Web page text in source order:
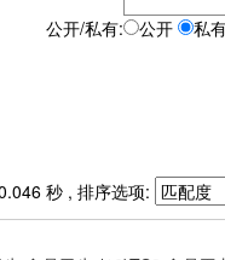
公开/私有: 公开
私
秒 , 排序选项: